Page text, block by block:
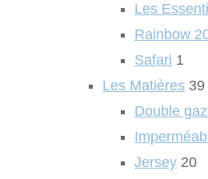
Les
Rainbow
Safari 1
Les Matières 39
Double
Jersey 20